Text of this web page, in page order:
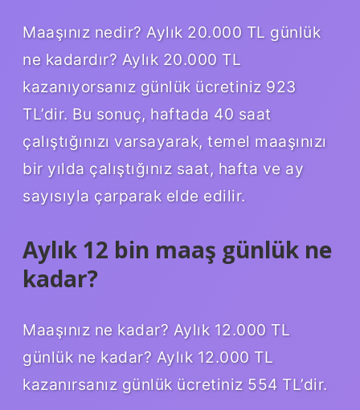
Maaşınız nedir? Aylık 20.000 TL günlük
ne kadardır? Aylık 20.000 TL
kazanıyorsanız günlük ücretiniz 923
TL’dir. Bu sonuç, haftada 40 saat
çalıştığınızı varsayarak, temel maaşınızı
bir yılda çalıştığınız saat, hafta ve ay
sayısıyla çarparak elde edilir.
Aylık 12 bin maaş günlük ne
kadar?
Maaşınız ne kadar? Aylık 12.000 TL
günlük ne kadar? Aylık 12.000 TL
kazanırsanız günlük ücretiniz 554 TL’dir.